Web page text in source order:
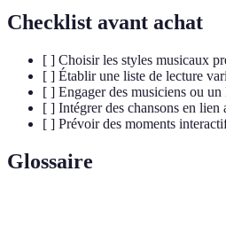
Checklist avant achat
[ ] Choisir les styles musicaux
[ ] Établir une liste de lecture
[ ] Engager des musiciens ou un
[ ] Intégrer des chansons en
[ ] Prévoir des moments
Glossaire